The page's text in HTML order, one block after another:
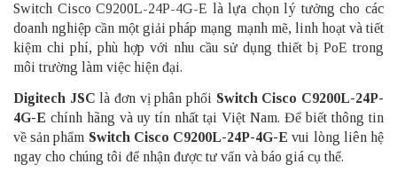
Switch Cisco C9200L-24P-4G-E là lựa chọn lý tưởng cho các
doanh nghiệp cần một giải pháp mạng mạnh mẽ, linh hoạt và tiết
kiệm chi phí, phù hợp với nhu cầu sử dụng thiết bị PoE trong
môi trường làm việc hiện đại.
Digitech JSC là đơn vị phân phối Switch Cisco C9200L-24P-
4G-E chính hãng và uy tín nhất tại Việt Nam. Để biết thông tin
về sản phẩm Switch Cisco C9200L-24P-4G-E vui lòng liên hệ
ngay cho chúng tôi để nhận được tư vấn và báo giá cụ thể.